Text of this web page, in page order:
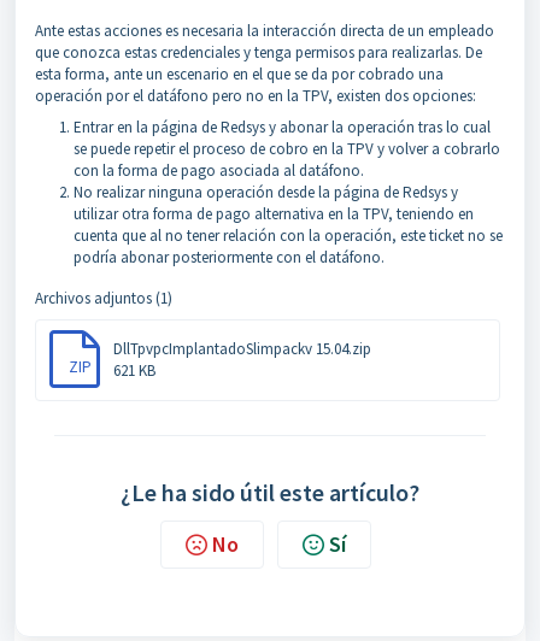
Ante estas acciones es necesaria la interacción directa de un empleado
que conozca estas credenciales y tenga permisos para realizarlas. De
esta forma, ante un escenario en el que se da por cobrado una
operación por el datáfono pero no en la TPV, existen dos opciones:
Entrar en la página de Redsys y abonar la operación tras lo cual
se puede repetir el proceso de cobro en la TPV y volver a cobrarlo
con la forma de pago asociada al datáfono.
No realizar ninguna operación desde la página de Redsys y
utilizar otra forma de pago alternativa en la TPV, teniendo en
cuenta que al no tener relación con la operación, este ticket no se
podría abonar posteriormente con el datáfono.
Archivos adjuntos (1)
ZIP
DllTpvpcImplantadoSlimpackv 15.04.zip
621 KB
¿Le ha sido útil este artículo?
No Sí